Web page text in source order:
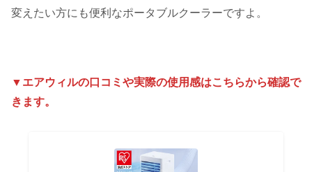
変えたい方にも便利なポータブルクーラーですよ。
▼エアウィルの口コミや実際の使用感はこちらから確認で
きます。